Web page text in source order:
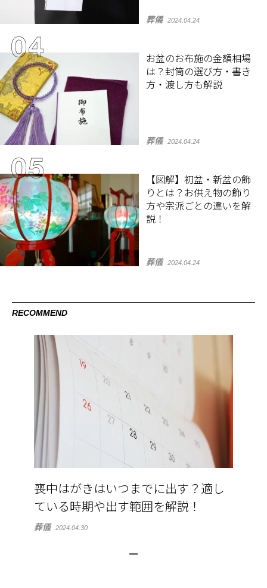
葬儀 2024.04.24
お盆のお布施の金額相場
は？封筒の選び方・書き
方・渡し方も解説
葬儀 2024.04.24
【図解】初盆・新盆の飾
りとは？お供え物の飾り
方や宗派ごとの違いを解
説！
葬儀 2024.04.24
RECOMMEND
喪中はがきはいつまでに出す？適し
ている時期や出す範囲を解説！
葬儀 2024.04.30